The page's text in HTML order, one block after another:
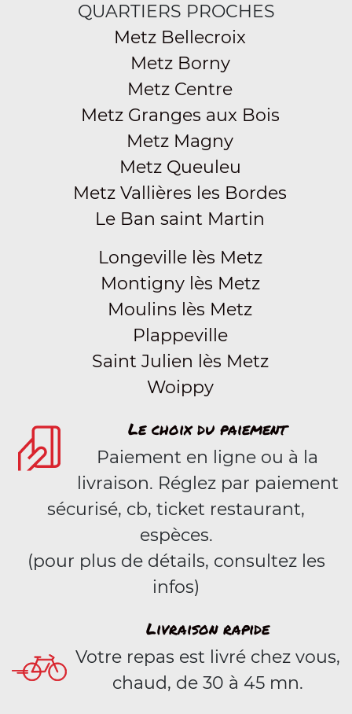
QUARTIERS PROCHES
Metz Bellecroix
Metz Borny
Metz Centre
Metz Granges aux Bois
Metz Magny
Metz Queuleu
Metz Vallières les Bordes
Le Ban saint Martin
Longeville lès Metz
Montigny lès Metz
Moulins lès Metz
Plappeville
Saint Julien lès Metz
Woippy
Le choix du paiement
Paiement en ligne ou à la
livraison. Réglez par paiement
sécurisé, cb, ticket restaurant,
espèces.
(pour plus de détails, consultez les
infos)
Livraison rapide
Votre repas est livré chez vous,
chaud, de 30 à 45 mn.